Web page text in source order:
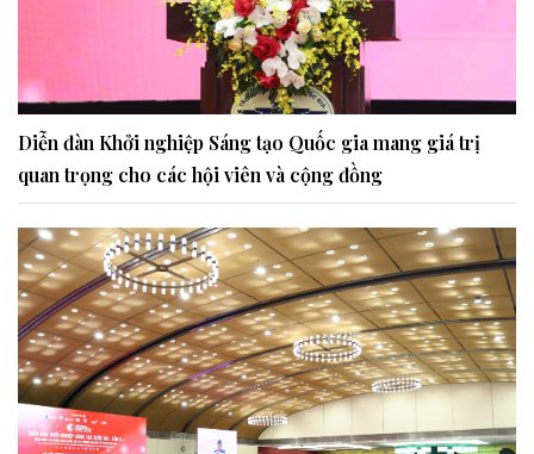
Diễn đàn Khởi nghiệp Sáng tạo Quốc gia mang giá trị
quan trọng cho các hội viên và cộng đồng